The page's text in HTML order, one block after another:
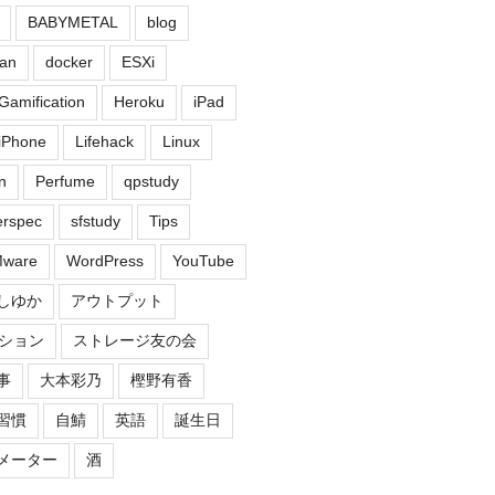
BABYMETAL blog
docker ESXi
Heroku iPad
Lifehack Linux
Perfume qpstudy
sfstudy Tips
WordPress YouTube
ゆか アウトプット
ョン ストレージ友の会
大本彩乃 樫野有香
慣 自鯖 英語 誕生日
ーター 酒